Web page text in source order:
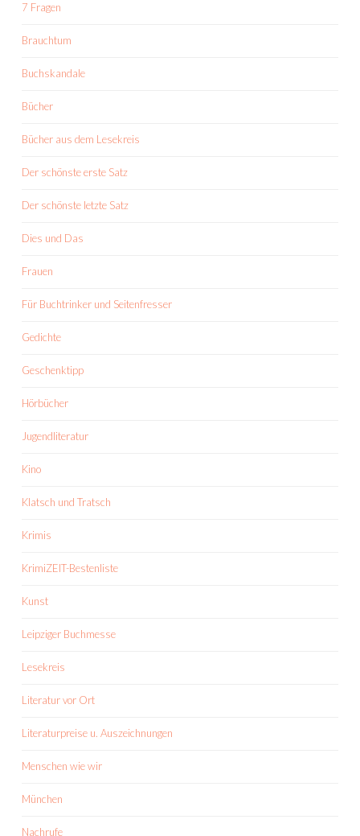
7 Fragen
Brauchtum
Buchskandale
Bücher
Bücher aus dem Lesekreis
Der schönste erste Satz
Der schönste letzte Satz
Dies und Das
Frauen
Für Buchtrinker und Seitenfresser
Gedichte
Geschenktipp
Hörbücher
Jugendliteratur
Kino
Klatsch und Tratsch
Krimis
KrimiZEIT-Bestenliste
Kunst
Leipziger Buchmesse
Lesekreis
Literatur vor Ort
Literaturpreise u. Auszeichnungen
Menschen wie wir
München
Nachrufe